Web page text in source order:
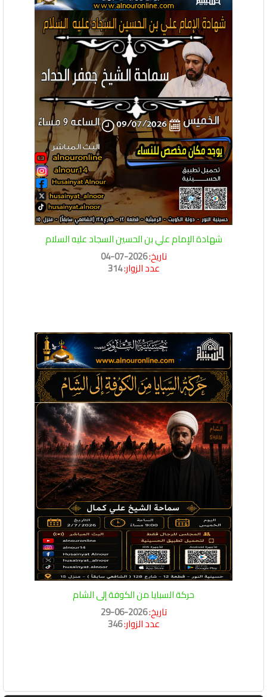
شهادة الإمام علي بن الحسين السجاد عليه السلام
تاريخ:2026-07-04
عدد الزوار:314
حركة السبايا من الكوفة إلى الشام
تاريخ:2026-06-29
عدد الزوار:346